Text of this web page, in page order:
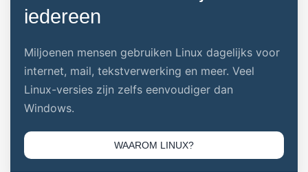
iedereen
Miljoenen mensen gebruiken Linux dagelijks voor
internet, mail, tekstverwerking en meer. Veel
Linux-versies zijn zelfs eenvoudiger dan
Windows.
WAAROM LINUX?